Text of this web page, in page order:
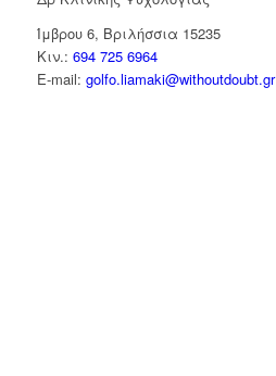
Ίμβρου 6, Βριλήσσια 15235
Κιν.: 694 725 6964
E-mail: golfo.liamaki@withoutdoubt.gr